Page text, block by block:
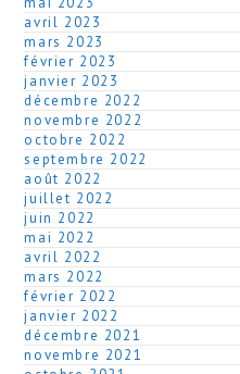
avril 2023
mars 2023
février 2023
janvier 2023
décembre 2022
novembre 2022
octobre 2022
septembre 2022
août 2022
juillet 2022
juin 2022
mai 2022
avril 2022
mars 2022
février 2022
janvier 2022
décembre 2021
novembre 2021